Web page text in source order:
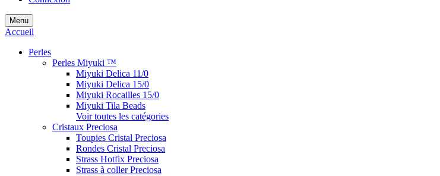
Menu
Accueil
Perles
Perles Miyuki ™
Miyuki Delica 11/0
Miyuki Delica 15/0
Miyuki Rocailles 15/0
Miyuki Tila Beads
Voir toutes les catégories
Cristaux Preciosa
Toupies Cristal Preciosa
Rondes Cristal Preciosa
Strass Hotfix Preciosa
Strass à coller Preciosa